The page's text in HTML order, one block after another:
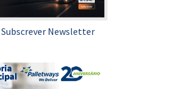
Subscrever Newsletter